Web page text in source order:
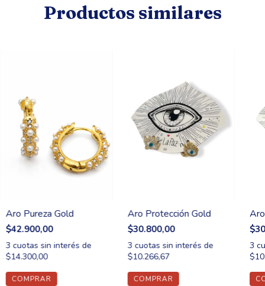
Productos similares
Aro Pureza Gold
$42.900,00
3 cuotas sin interés de
$14.300,00
Aro Protección Gold
$30.800,00
3 cuotas sin interés de
$10.266,67
3